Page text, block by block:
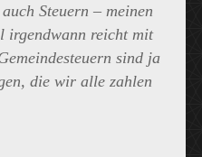
Steuern – meinen
irgendwann reicht mit
sind ja
die wir alle zahlen